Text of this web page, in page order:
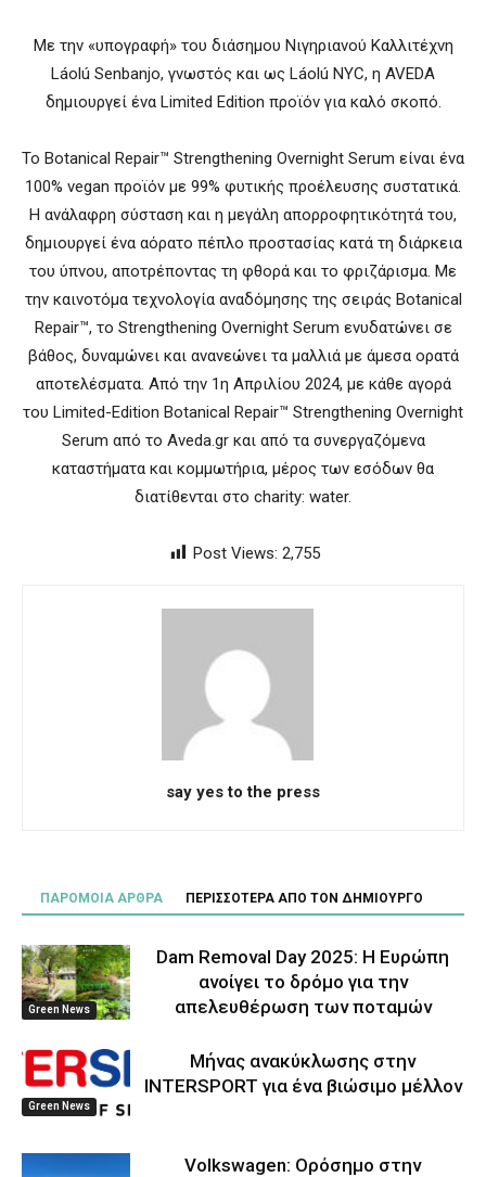
Με την «υπογραφή» του διάσημου Νιγηριανού Καλλιτέχνη
Láolú Senbanjo, γνωστός και ως Láolú NYC, η AVEDA
δημιουργεί ένα Limited Edition προϊόν για καλό σκοπό.
Το Botanical Repair™ Strengthening Overnight Serum είναι ένα
100% vegan προϊόν με 99% φυτικής προέλευσης συστατικά.
Η ανάλαφρη σύσταση και η μεγάλη απορροφητικότητά του,
δημιουργεί ένα αόρατο πέπλο προστασίας κατά τη διάρκεια
του ύπνου, αποτρέποντας τη φθορά και το φριζάρισμα. Με
την καινοτόμα τεχνολογία αναδόμησης της σειράς Botanical
Repair™, το Strengthening Overnight Serum ενυδατώνει σε
βάθος, δυναμώνει και ανανεώνει τα μαλλιά με άμεσα ορατά
αποτελέσματα. Από την 1η Απριλίου 2024, με κάθε αγορά
του Limited-Edition Botanical Repair™ Strengthening Overnight
Serum από το Aveda.gr και από τα συνεργαζόμενα
καταστήματα και κομμωτήρια, μέρος των εσόδων θα
διατίθενται στο charity: water.
Post Views: 2,755
say yes to the press
ΠΑΡΟΜΟΙΑ ΑΡΘΡΑ ΠΕΡΙΣΣΟΤΕΡΑ ΑΠΟ ΤΟΝ ΔΗΜΙΟΥΡΓΟ
Green News
Dam Removal Day 2025: Η Ευρώπη
ανοίγει το δρόμο για την
απελευθέρωση των ποταμών
Green News
Μήνας ανακύκλωσης στην
INTERSPORT για ένα βιώσιμο μέλλον
Volkswagen: Ορόσημο στην